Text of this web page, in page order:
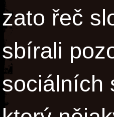
zato řeč
sbírali
sociálních